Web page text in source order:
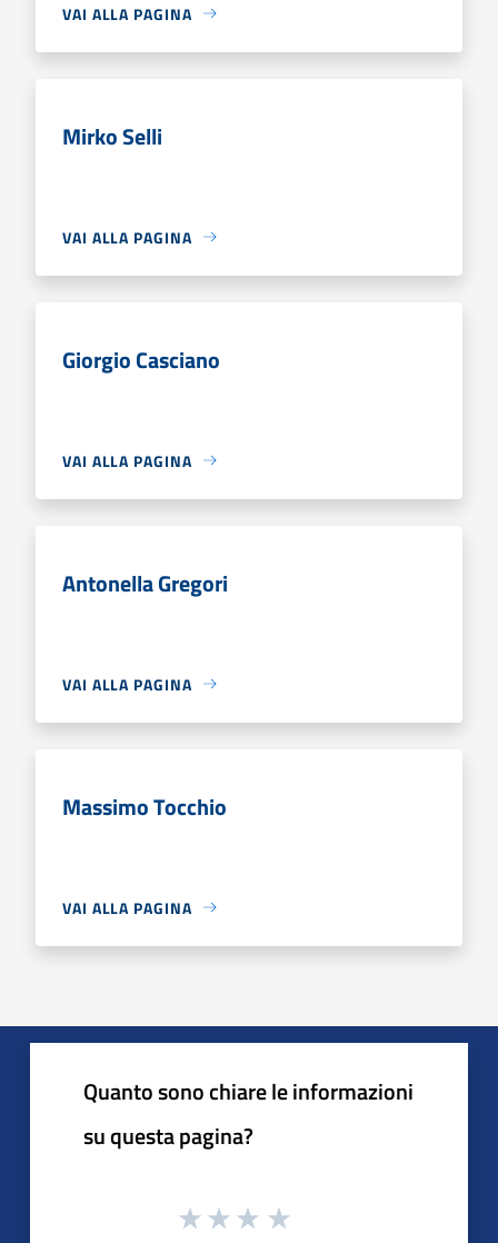
VAI ALLA PAGINA
Mirko Selli
VAI ALLA PAGINA
Giorgio Casciano
VAI ALLA PAGINA
Antonella Gregori
VAI ALLA PAGINA
Massimo Tocchio
VAI ALLA PAGINA
Quanto sono chiare le informazioni
su questa pagina?